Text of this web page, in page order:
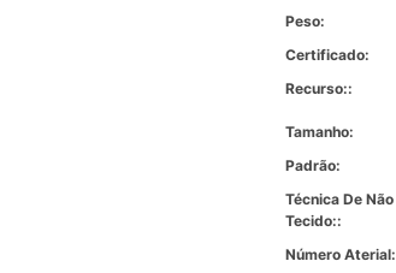
Peso:
Certificado:
Recurso::
Tamanho:
Padrão:
Técnica De Não
Tecido::
Número Aterial: